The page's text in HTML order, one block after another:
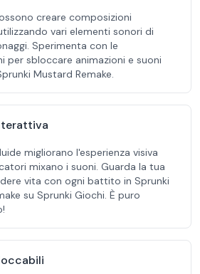
creare composizioni
vari elementi sonori di
Sperimenta con le
per sbloccare animazioni e suoni
Mustard Remake.
migliorano l'esperienza visiva
mixano i suoni. Guarda la tua
vita con ogni battito in Sprunki
su Sprunki Giochi. È puro